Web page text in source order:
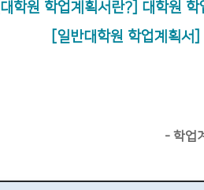
[대학원 학업계획서란?] 대학원
[일반대학원 학업계획
- 학업